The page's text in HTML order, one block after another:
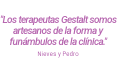
"Los terapeutas Gestalt somos
artesanos de la forma y
funámbulos de la clínica."
Nieves y Pedro